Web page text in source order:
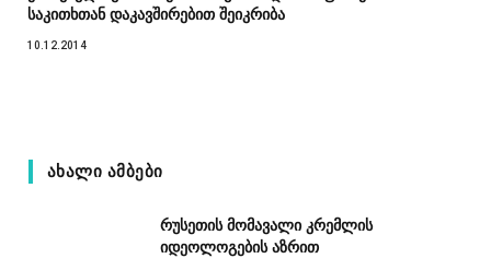
საკითხთან დაკავშირებით შეიკრიბა
10.12.2014
ᲐᲮᲐᲚᲘ ᲐᲛᲑᲔᲑᲘ
რუსეთის მომავალი კრემლის
იდეოლოგების აზრით